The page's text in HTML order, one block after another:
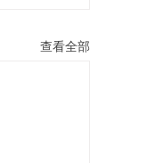
查看全部